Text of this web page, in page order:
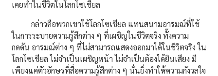
เคยทำในชีวิตในโลกโซเชียล
กล่าวคือพวกเขาใช้โลกโซเชียล แทนสนามอารมณ์ที่ใช้
ในการระบายความรู้สึกต่าง ๆ ที่เผชิญในชีวิตจริง ทั้งความ
กดดัน อารมณ์ต่าง ๆ ที่ไม่สามารถแสดงออกมาได้ในชีวิตจริง ใน
โลกโซเชียล ไม่จำเป็นเผชิญหน้า ไม่จำเป็นต้องได้ยินเสียง มี
เพียงแค่ตัวอักษรที่สื่อความรู้สึกต่าง ๆ นั่นยิ่งทำให้ความกังวลใจ